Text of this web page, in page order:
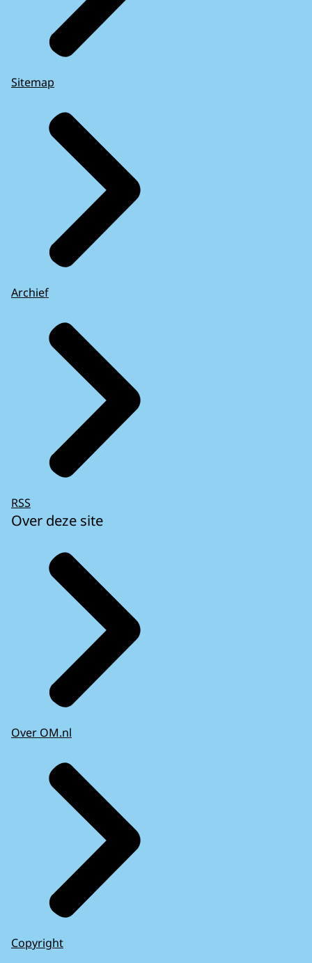
Sitemap
Archief
RSS
Over deze site
Over OM.nl
Copyright